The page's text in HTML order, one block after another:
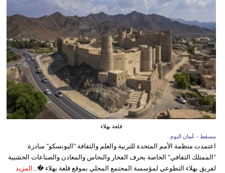
قلعة بهلاء
مسقط - عُمان اليوم
اعتمدت منظمة الأمم المتحدة للتربية والعلم والثقافة "اليونسكو" مبادرة
"الممتلك الثقافي" الخاصة بحرف الفخار والنحاس والمعادن والصناعات الخشبية
لفريق بهلاء التطوعي لمؤسسة المجتمع المحلي بموقع قلعة بهلاء �... المزيد